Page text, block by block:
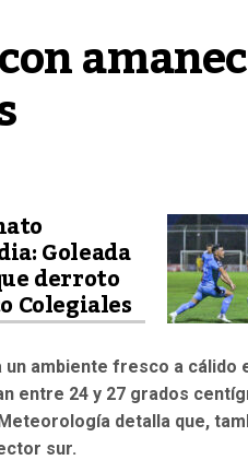
Goleada
derroto
Colegiales
ambiente fresco a
entre 24 y 27 grados
detalla que,
sur.